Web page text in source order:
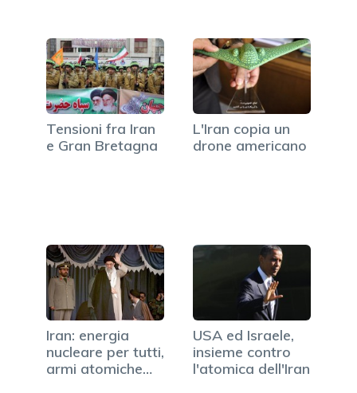
Tensioni fra Iran
e Gran Bretagna
L'Iran copia un
drone americano
Iran: energia
nucleare per tutti,
armi atomiche
USA ed Israele,
insieme contro
l'atomica dell'Iran